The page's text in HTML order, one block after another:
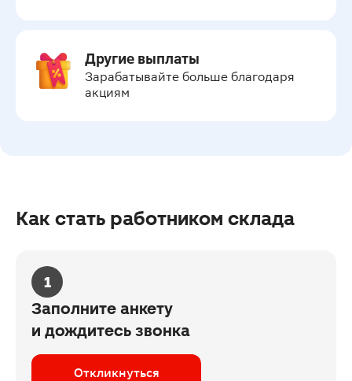
Другие выплаты
Зарабатывайте больше благодаря
акциям
Как стать работником склада
1
Заполните анкету
и дождитесь звонка
Откликнуться